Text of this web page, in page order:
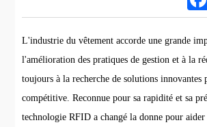
L'industrie du vêtement accorde une grande
l'amélioration des pratiques de gestion et à la
toujours à la recherche de solutions innovantes
compétitive. Reconnue pour sa rapidité et sa
technologie RFID a changé la donne pour